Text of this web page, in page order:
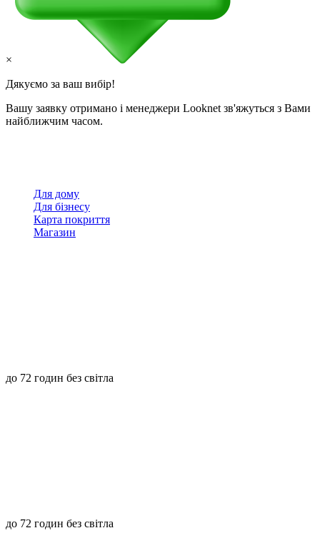
×
Дякуємо за ваш вибір!
Вашу заявку отримано і менеджери Looknet зв'яжуться з Вами
найближчим часом.
Для дому
Для бізнесу
Карта покриття
Магазин
до 72 годин без світла
до 72 годин без світла